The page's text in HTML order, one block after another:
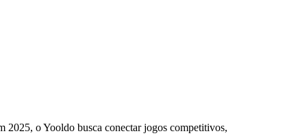
o Yooldo busca conectar jogos competitivos,